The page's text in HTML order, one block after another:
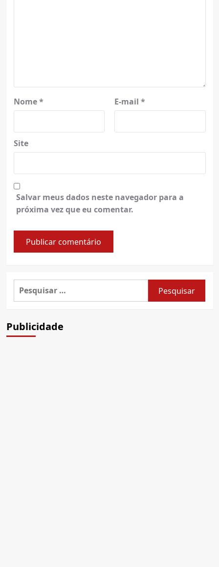
Nome* E-mail *
Site
Salvar meus dados neste navegador para a
próxima vez que eu comentar.
Pesquisar
Publicidade